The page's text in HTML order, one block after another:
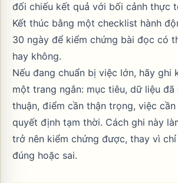
đối chiếu kết quả với bối cảnh thực
Kết thúc bằng một checklist hành
30 ngày để kiểm chứng bài đọc có
hay không.
Nếu đang chuẩn bị việc lớn, hãy ghi
một trang ngắn: mục tiêu, dữ liệu đã
thuận, điểm cần thận trọng, việc
quyết định tạm thời. Cách ghi này
trở nên kiểm chứng được, thay vì
đúng hoặc sai.